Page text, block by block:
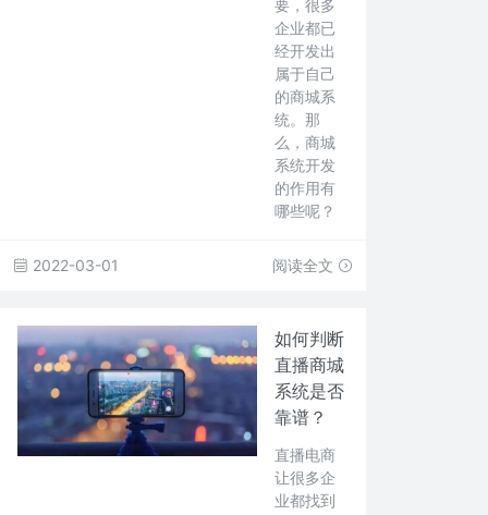
要，很多
企业都已
经开发出
属于自己
的商城系
统。那
么，商城
系统开发
的作用有
哪些呢？
2022-03-01 阅读全文
如何判断
直播商城
系统是否
靠谱？
直播电商
让很多企
业都找到